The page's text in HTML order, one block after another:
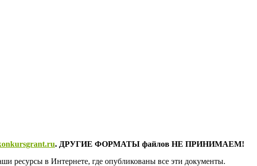
. ДРУГИЕ ФОРМАТЫ файлов НЕ ПРИНИМАЕМ!
ресурсы в Интернете, где опубликованы все эти документы.